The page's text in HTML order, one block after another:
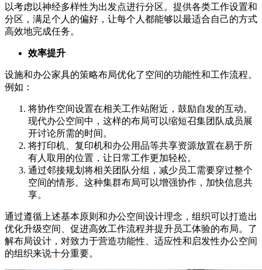
以考虑以神经多样性为出发点进行分区。提供各类工作设置和
分区，满足个人的偏好，让每个人都能够以最适合自己的方式
高效地完成任务。
效率提升
设施和办公家具的策略布局优化了空间的功能性和工作流程。
例如：
将协作空间设置在相关工作站附近，鼓励自发的互动。
现代办公空间中，这样的布局可以缩短召集团队成员展
开讨论所需的时间。
将打印机、复印机和办公用品等共享资源放置在易于所
有人取用的位置，让日常工作更加轻松。
通过邻接规划将相关团队分组，减少员工需要穿过整个
空间的情形。这种集群布局可以增强协作，加快信息共
享。
通过遵循上述基本原则和办公空间设计理念，组织可以打造出
优化升级空间、促进高效工作流程并提升员工体验的布局。了
解布局设计，对致力于营造功能性、适应性和启发性办公空间
的组织来说十分重要。